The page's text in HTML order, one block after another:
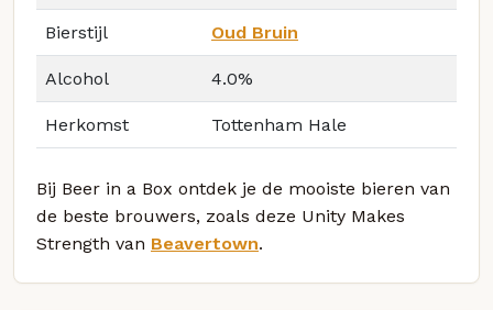
Bierstijl Oud Bruin
Alcohol 4.0%
Herkomst Tottenham Hale
Bij Beer in a Box ontdek je de mooiste bieren van
de beste brouwers, zoals deze Unity Makes
Strength van Beavertown.